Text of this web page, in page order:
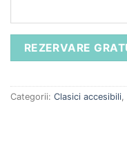
Categorii: Clasici accesibili